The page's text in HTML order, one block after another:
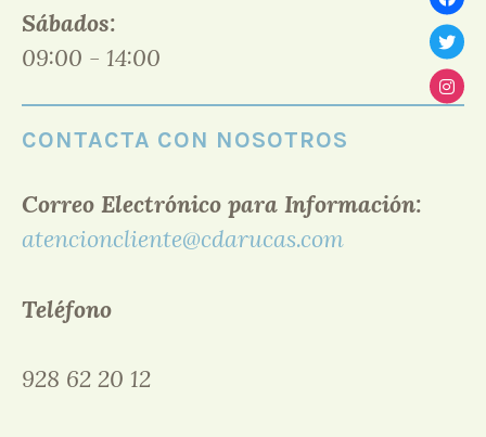
Sábados:
09:00 - 14:00
CONTACTA CON NOSOTROS
Correo Electrónico para Información:
atencioncliente@cdarucas.com
Teléfono
928 62 20 12